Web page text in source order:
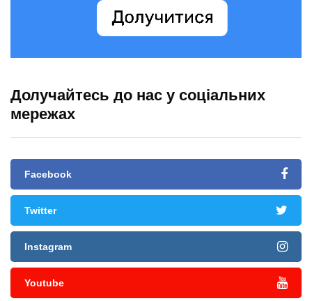
Долучайтесь до нас у соціальних
мережах
Facebook
Twitter
Instagram
Youtube